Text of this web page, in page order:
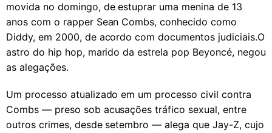
movida no domingo, de estuprar uma menina de 13
anos com o rapper Sean Combs, conhecido como
Diddy, em 2000, de acordo com documentos judiciais.O
astro do hip hop, marido da estrela pop Beyoncé, negou
as alegações.
Um processo atualizado em um processo civil contra
Combs — preso sob acusações tráfico sexual, entre
outros crimes, desde setembro — alega que Jay-Z, cujo